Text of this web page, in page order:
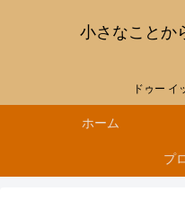
小さなことか
ドゥー イ
ホーム
プ